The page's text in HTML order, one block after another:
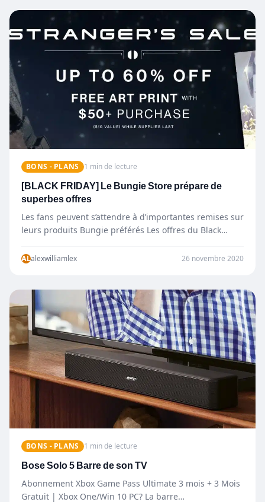
BONS - PLANS 1 min de lecture
[BLACK FRIDAY] Le Bungie Store prépare de
superbes offres
Les fans peuvent s’attendre à d’importantes remises sur
leurs produits Bungie préférés Les offres du Black
ALalexwilliamlex 26 novembre 2020
BONS - PLANS 1 min de lecture
Bose Solo 5 Barre de son TV
Abonnement Xbox Game Pass Ultimate 3 mois + 3 Mois
Gratuit | Xbox One/Win 10 PC? La barre…